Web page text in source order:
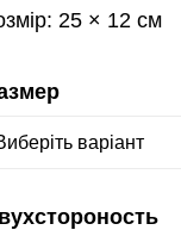
25 × 12 см